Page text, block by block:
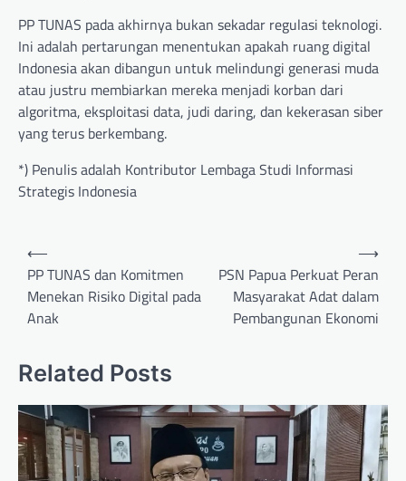
PP TUNAS pada akhirnya bukan sekadar regulasi teknologi.
Ini adalah pertarungan menentukan apakah ruang digital
Indonesia akan dibangun untuk melindungi generasi muda
atau justru membiarkan mereka menjadi korban dari
algoritma, eksploitasi data, judi daring, dan kekerasan siber
yang terus berkembang.
*) Penulis adalah Kontributor Lembaga Studi Informasi
Strategis Indonesia
Post
navigation
⟵
PP TUNAS dan Komitmen
Menekan Risiko Digital pada
Anak
PSN Papua Perkuat Peran
Masyarakat Adat dalam
Pembangunan Ekonomi
⟶
Related Posts